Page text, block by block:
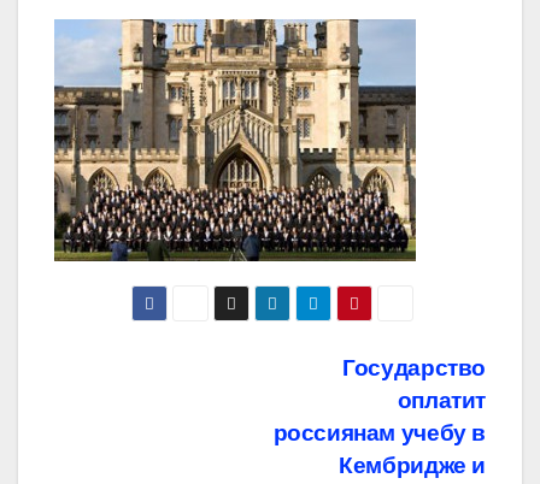
Государство
оплатит
россиянам учебу в
Кембридже и